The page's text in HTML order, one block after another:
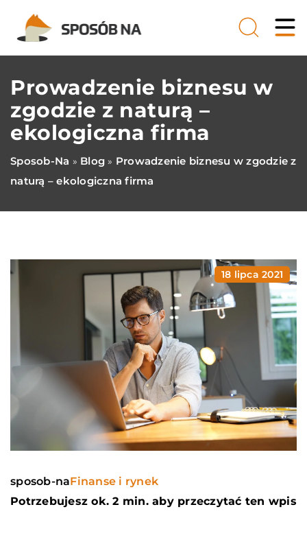
Prowadzenie biznesu w
zgodzie z naturą –
ekologiczna firma
Sposob-Na » Blog » Prowadzenie biznesu w zgodzie z
naturą – ekologiczna firma
18 lipca 2021
sposob-naFinanse i rynek
Potrzebujesz ok. 2 min. aby przeczytać ten wpis